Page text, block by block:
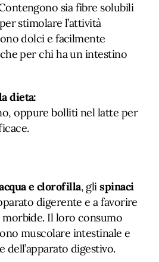
sia fibre solubili
stimolare l’attività
dolci e facilmente
per chi ha un intestino
dieta:
oppure bolliti nel latte per
e clorofilla, glispinaci
digerente e a favorire
Il loro consumo
muscolare intestinale e
dell’apparato digestivo.